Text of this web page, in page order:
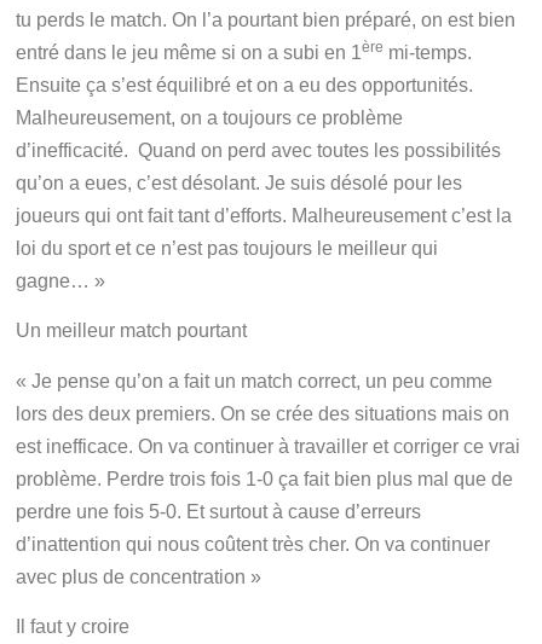
tu perds le match. On l’a pourtant bien préparé, on est bien
entré dans le jeu même si on a subi en 1ère mi-temps.
Ensuite ça s’est équilibré et on a eu des opportunités.
Malheureusement, on a toujours ce problème
d’inefficacité. Quand on perd avec toutes les possibilités
qu’on a eues, c’est désolant. Je suis désolé pour les
joueurs qui ont fait tant d’efforts. Malheureusement c’est la
loi du sport et ce n’est pas toujours le meilleur qui
gagne… »
Un meilleur match pourtant
« Je pense qu’on a fait un match correct, un peu comme
lors des deux premiers. On se crée des situations mais on
est inefficace. On va continuer à travailler et corriger ce vrai
problème. Perdre trois fois 1-0 ça fait bien plus mal que de
perdre une fois 5-0. Et surtout à cause d’erreurs
d’inattention qui nous coûtent très cher. On va continuer
avec plus de concentration »
Il faut y croire